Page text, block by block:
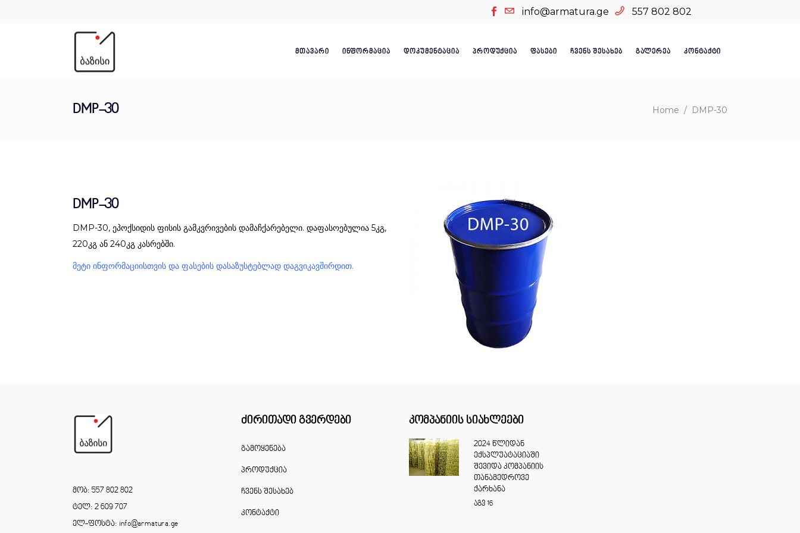
info@armatura.ge 557 802 802
ᲛᲗᲐᲕᲐᲠᲘ ᲘᲜᲤᲝᲠᲛᲐᲪᲘᲐ ᲓᲝᲙᲣᲛᲔᲜᲢᲐᲪᲘᲐ ᲞᲠᲝᲓᲣᲥᲪᲘᲐ ᲤᲐᲡᲔᲑᲘ ᲩᲕᲔᲜᲡ ᲨᲔᲡᲐᲮᲔᲑ ᲒᲐᲚᲔᲠᲔᲐ ᲙᲝᲜᲢᲐᲥᲢᲘ
DMP-30 Home / DMP-30
DMP-30
DMP-30, ეპოქსიდის ფისის გამკვრივების დამაჩქარებელი. დაფასოებულია 5კგ,
220კგ ან 240კგ კასრებში.
მეტი ინფორმაციისთვის და ფასების დასაზუსტებლად დაგვიკავშირდით.
მობ: 557 802 802
ტელ: 2 609 707
ელ-ფოსტა: info@armatura.ge
ძირითადი გვერდები
გამოყენება
პროდუქცია
ჩვენს შესახებ
კონტაქტი
კომპანიის სიახლეები
2024 წლიდან
ექსპლუატაციაში
შევიდა კომპანიის
თანამედროვე
ქარხანა
აგვ 16